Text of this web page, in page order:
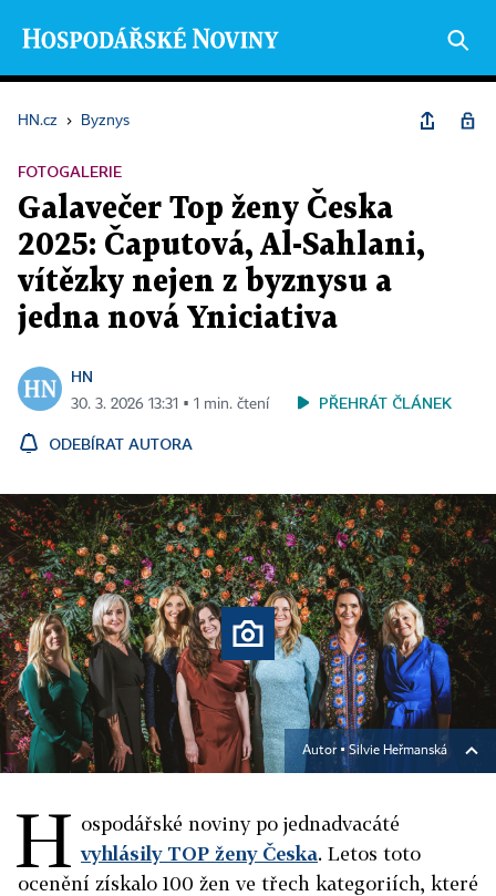
HN.cz › Byznys
FOTOGALERIE
Galavečer Top ženy Česka
2025: Čaputová, Al-Sahlani,
vítězky nejen z byznysu a
jedna nová Yniciativa
HN
30. 3. 2026 13:31 ▪ 1 min. čtení PŘEHRÁT ČLÁNEK
ODEBÍRAT AUTORA
Autor ▪Silvie Heřmanská
H ospodářské noviny po jednadvacáté
vyhlásily TOP ženy Česka. Letos toto
ocenění získalo 100 žen ve třech kategoriích, které